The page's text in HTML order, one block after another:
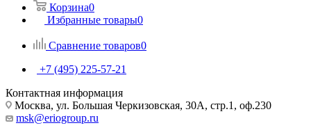
Корзина0
Избранные товары0
Сравнение товаров0
+7 (495) 225-57-21
Контактная информация
Москва, ул. Большая Черкизовская, 30А, стр.1, оф.230
msk@eriogroup.ru